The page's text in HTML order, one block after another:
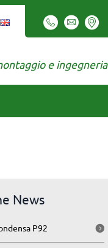
e ingegneria
News
P92